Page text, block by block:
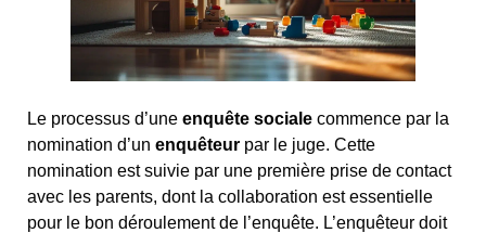
Le processus d’une enquête sociale commence par la
nomination d’un enquêteur par le juge. Cette
nomination est suivie par une première prise de contact
avec les parents, dont la collaboration est essentielle
pour le bon déroulement de l’enquête. L’enquêteur doit